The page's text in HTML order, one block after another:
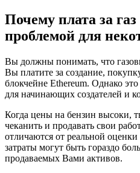
Почему плата за
проблемой для
Вы должны понимать, что
Вы платите за создание,
блокчейне Ethereum. Однако
для начинающих создателей и
Когда цены на бензин высоки,
чеканить и продавать свои
отличаются от реальной
затраты могут быть гораздо
продаваемых Вами активов.